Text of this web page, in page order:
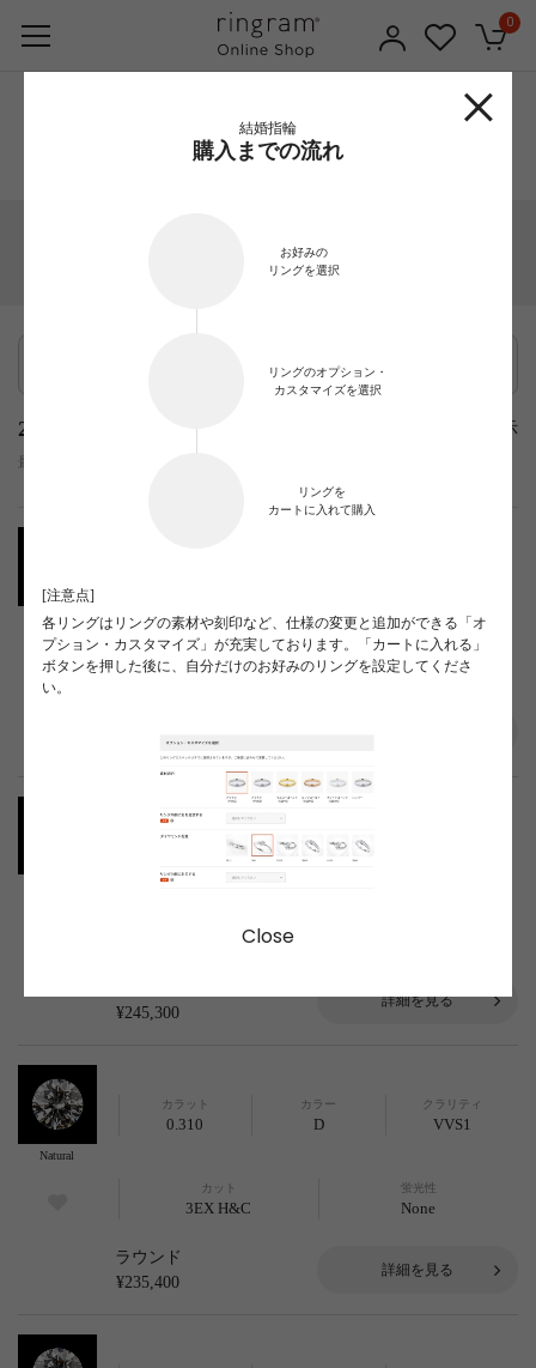
0
2
リングを選ぶ
絞り込み条件
2918 在庫ありのみ表示
最終更新日：
Natural
カット
3EX H&C
蛍光性
Medium Blue
¥236,500
カラット
D
3EX H&C
¥245,300
詳細を見る
Natural
カラット
0.310
カラー
D
クラリティ
VVS1
カット
3EX H&C
蛍光性
None
ラウンド
¥235,400
詳細を見る
結婚指輪
購入までの流れ
お好みの
リングを選択
リングのオプション・
カスタマイズを選択
リングを
カートに入れて購入
[注意点]
各リングはリングの素材や刻印など、仕様の変更と追加ができる「オ
プション・カスタマイズ」が充実しております。「カートに入れる」
ボタンを押した後に、自分だけのお好みのリングを設定してくださ
い。
Close